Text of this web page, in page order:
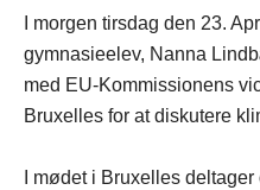
I morgen tirsdag den 23.
gymnasieelev, Nanna
med EU-Kommissionens
Bruxelles for at diskutere
I mødet i Bruxelles